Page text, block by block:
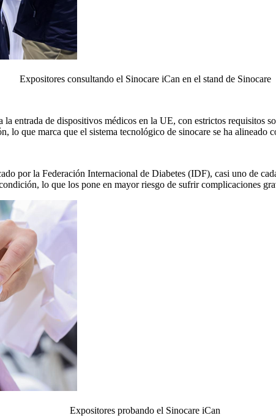
Expositores consultando el Sinocare iCan en el stand de Sinocare
entrada de dispositivos médicos en la UE, con estrictos requisitos
lo que marca que el sistema tecnológico de sinocare se ha alineado
por la Federación Internacional de Diabetes (IDF), casi uno de
lo que los pone en mayor riesgo de sufrir complicaciones
Expositores probando el Sinocare iCan